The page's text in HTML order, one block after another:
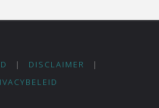
| DISCLAIMER
|